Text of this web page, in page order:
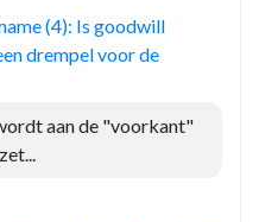
(4): Is goodwill
drempel voor de
aan de "voorkant"